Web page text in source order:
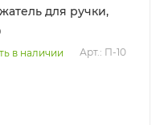
для ручки,
в наличии Арт.: П-10